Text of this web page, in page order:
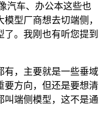
车、办公本这些也
型厂商想去切端侧，
。我刚也有听您提到
，主要就是一些垂域
要方向，但还是要想清
叫端侧模型，这不是通